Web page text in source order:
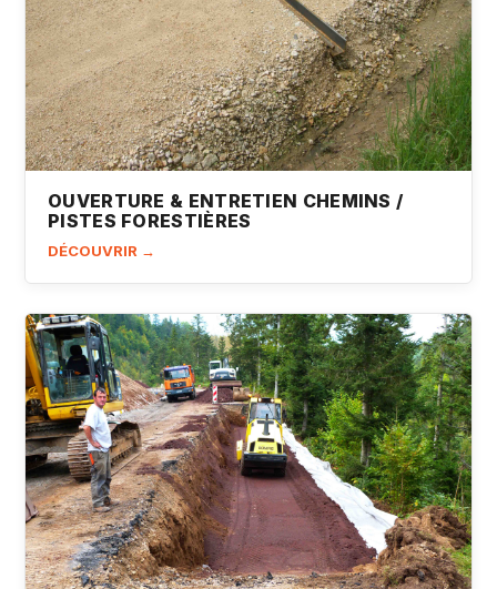
OUVERTURE & ENTRETIEN CHEMINS /
PISTES FORESTIÈRES
DÉCOUVRIR →